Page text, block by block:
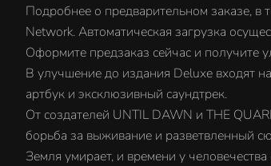
Подробнее о предварительном заказе,
Network. Автоматическая загрузка
Оформите предзаказ сейчас и получите
В улучшение до издания Deluxe входят
артбук и эксклюзивный саундтрек.
От создателей UNTIL DAWN и THE
борьба за выживание и разветвленный
Земля умирает, и времени у